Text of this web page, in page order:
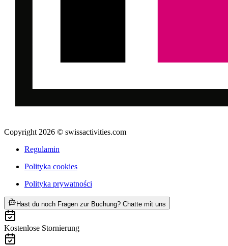
Copyright 2026 © swissactivities.com
Regulamin
Polityka cookies
Polityka prywatności
Hast du noch Fragen zur Buchung? Chatte mit uns
Kostenlose Stornierung